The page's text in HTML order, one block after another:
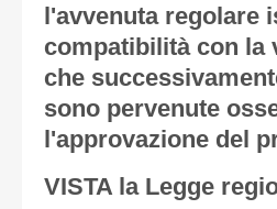
l'avvenuta regolare
compatibilità con la
che
sono pervenute
l'approvazione del
VISTA la Legge